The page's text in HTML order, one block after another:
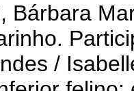
Bárbara
/